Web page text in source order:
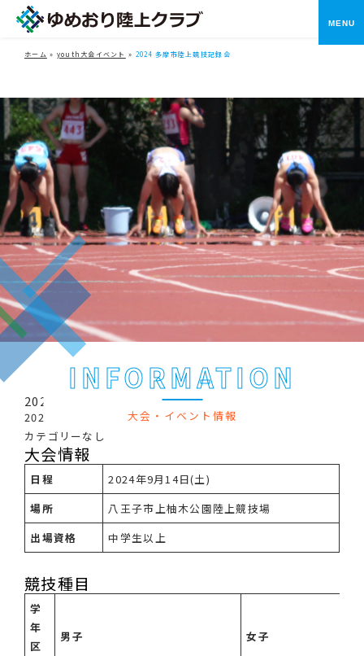
メニ
ホーム » youth大会イベント » 2024 多摩市陸上競技記録会
INFORMATION
大会・イベント情報
2024 多摩市陸上競技記録会
2024/08/04
カテゴリーなし
大会情報
日程
2024年9月14日(土)
場所
八王子市上柚木公園陸上競技場
出場資格
中学生以上
競技種目
学
年
区
男子 女子